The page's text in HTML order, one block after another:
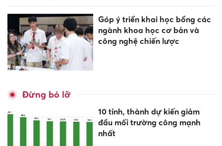
Góp ý triển khai học bổng các
ngành khoa học cơ bản và
công nghệ chiến lược
Đừng bỏ lỡ
10 tỉnh, thành dự kiến giảm
đầu mối trường công mạnh
nhất